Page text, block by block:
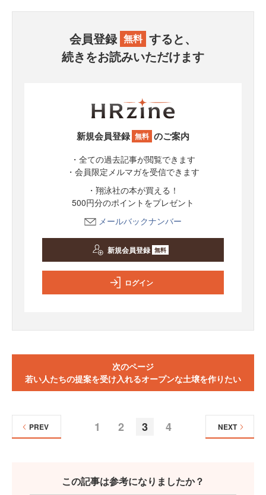
会員登録 無料 すると、
続きをお読みいただけます
新規会員登録 無料 のご案内
・全ての過去記事が閲覧できます
・会員限定メルマガを受信できます
・翔泳社の本が買える！
500円分のポイントをプレゼント
メールバックナンバー
新規会員登録 無料
ログイン
次のページ
若い人たちの提案を受け入れるオープンな土壌を作りたい
1 2 3 4
PREV NEXT
この記事は参考になりましたか？